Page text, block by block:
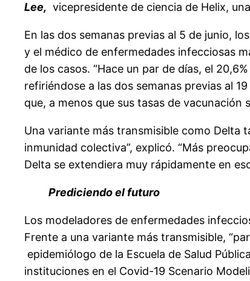
Lee, vicepresidente de ciencia de Helix,
En las dos semanas previas al 5 de junio,
y el médico de enfermedades infecciosas
de los casos. “Hace un par de días, el
refiriéndose a las dos semanas previas al
que, a menos que sus tasas de
Una variante más transmisible como Delta
inmunidad colectiva”, explicó. “Más
Delta se extendiera muy rápidamente en
Prediciendo el futuro
Los modeladores de enfermedades
Frente a una variante más transmisible,
epidemiólogo de la Escuela de Salud
instituciones en el Covid-19 Scenario